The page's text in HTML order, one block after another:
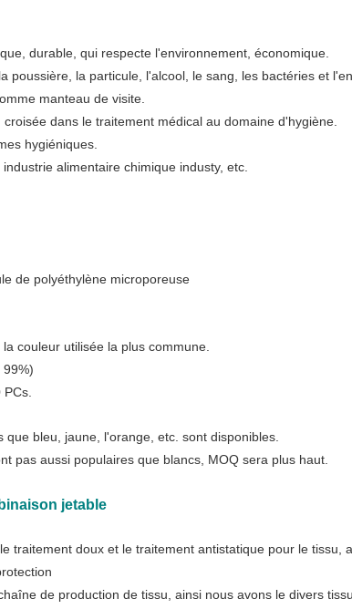
durable, qui respecte l'environnement, économique.
poussière, la particule, l'alcool, le sang, les bactéries et
manteau de visite.
dans le traitement médical au domaine d'hygiène.
hygiéniques.
alimentaire chimique industy, etc.
de polyéthylène microporeuse
couleur utilisée la plus commune.
99%)
que bleu, jaune, l'orange, etc. sont disponibles.
pas aussi populaires que blancs, MOQ sera plus haut.
jetable
traitement doux et le traitement antistatique pour le
de production de tissu, ainsi nous avons le divers